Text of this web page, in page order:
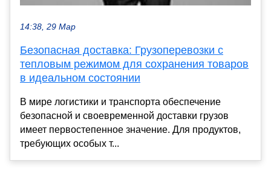
14:38, 29 Мар
Безопасная доставка: Грузоперевозки с
тепловым режимом для сохранения товаров
в идеальном состоянии
В мире логистики и транспорта обеспечение
безопасной и своевременной доставки грузов
имеет первостепенное значение. Для продуктов,
требующих особых т...